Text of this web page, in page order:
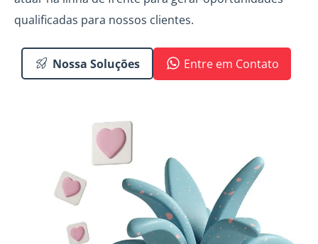
qualificadas para nossos clientes.
Nossa Soluções Entre em Contato